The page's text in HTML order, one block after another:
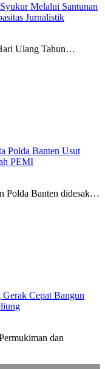
Melalui Santunan
Jurnalistik
Ulang Tahun…
Polda Banten Usut
PEMI
Polda Banten didesak…
Cepat Bangun
dan